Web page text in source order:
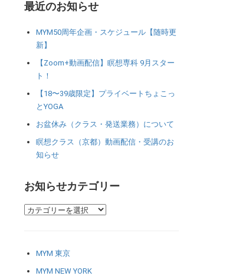
最近のお知らせ
MYM50周年企画・スケジュール【随時更
新】
【Zoom+動画配信】瞑想専科 9月スター
ト！
【18〜39歳限定】プライベートちょこっ
とYOGA
お盆休み（クラス・発送業務）について
瞑想クラス（京都）動画配信・受講のお
知らせ
お知らせカテゴリー
MYM 東京
MYM NEW YORK